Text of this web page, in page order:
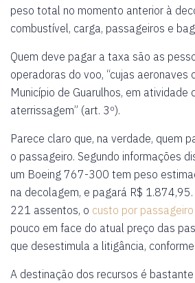
peso total no momento anterior à
combustível, carga, passageiros e
Quem deve pagar a taxa são as
operadoras do voo, “cujas aeronaves
Município de Guarulhos, em atividade
aterrissagem” (art. 3º).
Parece claro que, na verdade, quem
o passageiro. Segundo informações
um Boeing 767-300 tem peso
na decolagem, e pagará R$
221 assentos, o custo por
pouco em face do atual preço das
que desestimula a litigância,
A destinação dos recursos é bastante